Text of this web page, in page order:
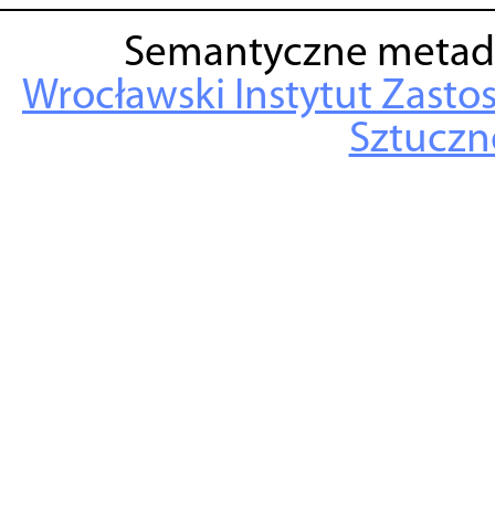
Semantyczne
Wrocławski Instytut